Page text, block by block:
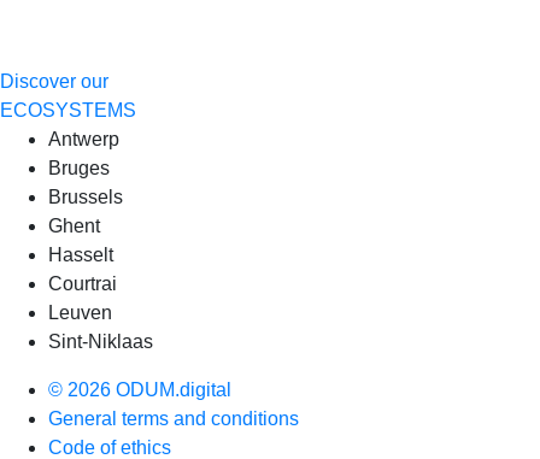
Discover our
ECOSYSTEMS
Antwerp
Bruges
Brussels
Ghent
Hasselt
Courtrai
Leuven
Sint-Niklaas
© 2026 ODUM.digital
General terms and conditions
Code of ethics